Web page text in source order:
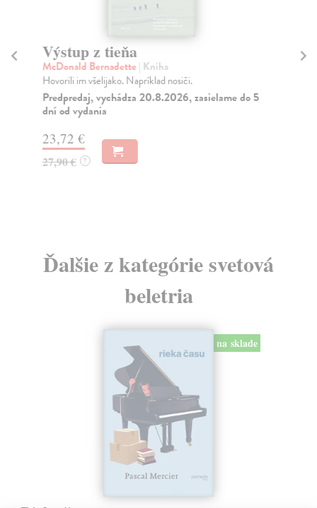
Výstup z tieňa
McDonald Bernadette | Kniha
Hovorili im všelijako. Napríklad nosiči.
Predpredaj, vychádza 20.8.2026, zasielame do 5
dní od vydania
23,72 €
27,90 € ?
Ďalšie z kategórie svetová
beletria
na sklade